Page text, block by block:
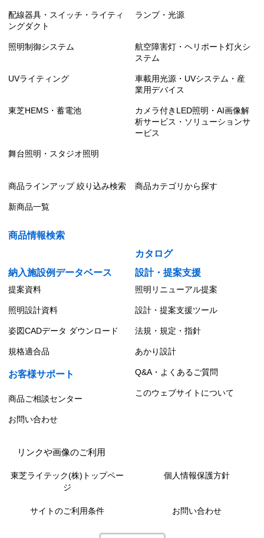
配線器具・スイッチ・ライティ
ングダクト
ランプ・光源
照明制御システム
航空障害灯・ヘリポート灯火シ
ステム
UVライティング
車載用光源・UVシステム・産
業用デバイス
東芝HEMS・蓄電池
カメラ付きLED照明・AI画像解
析サービス・ソリューションサ
ービス
舞台照明・スタジオ照明
商品ラインアップ 絞り込み検索 商品カテゴリから探す
新商品一覧
商品情報検索
カタログ
納入施設例データベース
設計・提案支援
提案資料 照明リニューアル提案
照明設計資料 設計・提案支援ツール
姿図CADデータ ダウンロード 法規・規定・指針
規格適合品 あかり設計
お客様サポート Q&A・よくあるご質問
商品ご相談センター
このウェブサイトについて
お問い合わせ
リンクや画像のご利用
東芝ライテック(株)トップペー
ジ
個人情報保護方針
サイトのご利用条件 お問い合わせ